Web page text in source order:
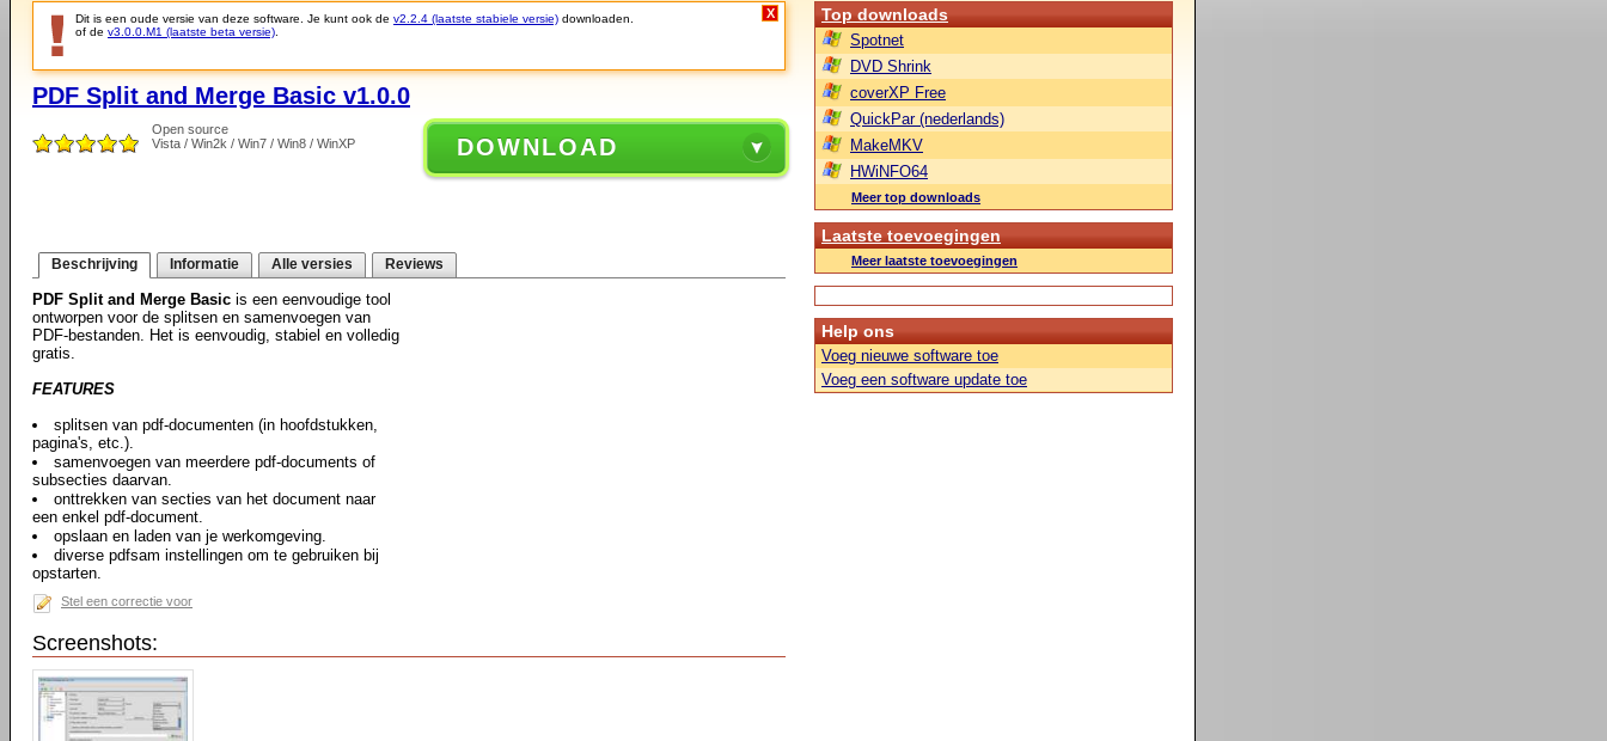
Dit is een oude versie van deze software. Je kunt ook de v2.2.4 (laatste stabiele versie) downloaden.
of de v3.0.0.M1 (laatste beta versie)
X
PDF Split and Merge Basic v1.0.0
Open source
Vista / Win2k / Win7 / Win8 / WinXP
DOWNLOAD
Beschrijving Informatie Alle versies Reviews
PDF Split and Merge Basic is een eenvoudige tool
ontworpen voor de splitsen en samenvoegen van
PDF-bestanden. Het is eenvoudig, stabiel en volledig
gratis.
FEATURES
splitsen van pdf-documenten (in hoofdstukken,
pagina's, etc.).
samenvoegen van meerdere pdf-documents of
subsecties daarvan.
onttrekken van secties van het document naar
een enkel pdf-document.
opslaan en laden van je werkomgeving.
diverse pdfsam instellingen om te gebruiken bij
opstarten.
Stel een correctie voor
Screenshots:
Top downloads
Spotnet
DVD Shrink
coverXP Free
QuickPar (nederlands)
MakeMKV
HWiNFO64
Meer top downloads
Laatste toevoegingen
Meer laatste toevoegingen
Help ons
Voeg nieuwe software toe
Voeg een software update toe